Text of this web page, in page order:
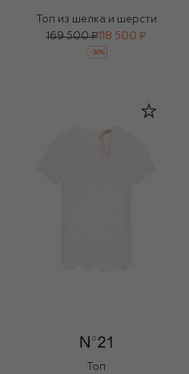
Топ из шелка и шерсти
169 500 ₽118 500 ₽
-30%
Топ